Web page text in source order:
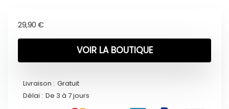
29,90 €
VOIR LA BOUTIQUE
Livraison : Gratuit
Délai : De 3 à 7 jours